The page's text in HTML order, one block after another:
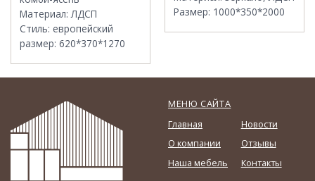
Материал:ЛДСП
Стиль: европейский
размер:620*370*1270
Размер: 1000*350*2000
МЕНЮ САЙТА
Главная
О компании
Наша мебель
Новости
Отзывы
Контакты